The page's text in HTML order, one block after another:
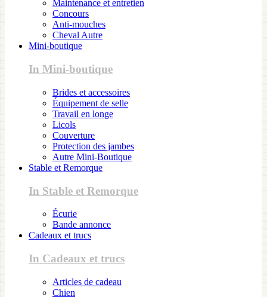
Maintenance et entretien
Concours
Anti-mouches
Cheval Autre
Mini-boutique
In Mini-boutique
Brides et accessoires
Équipement de selle
Travail en longe
Licols
Couverture
Protection des jambes
Autre Mini-Boutique
Stable et Remorque
In Stable et Remorque
Écurie
Bande annonce
Cadeaux et trucs
In Cadeaux et trucs
Articles de cadeau
Chien